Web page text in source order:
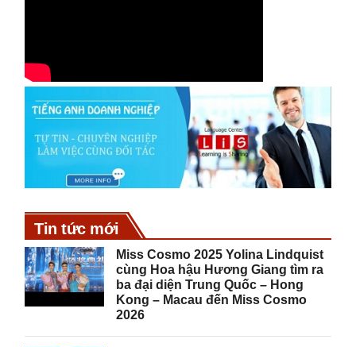
Tin tức mới
Miss Cosmo 2025 Yolina Lindquist
cùng Hoa hậu Hương Giang tìm ra
ba đại diện Trung Quốc – Hong
Kong – Macau đến Miss Cosmo
2026